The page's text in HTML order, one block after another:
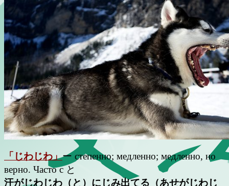
「じわじわ」ー степенно; медленно; медленно, но
верно. Часто с と
汗がじわじわ（と）にじみ出てる（あせがじわじ